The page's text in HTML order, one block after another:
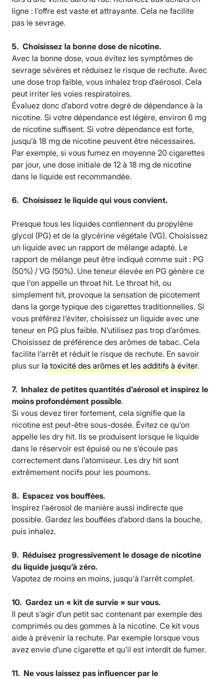
ligne : l’offre est vaste et attrayante. Cela ne facilite
pas le sevrage.
5. Choisissez la bonne dose de nicotine.
Avec la bonne dose, vous évitez les symptômes de
sevrage sévères et réduisez le risque de rechute. Avec
une dose trop faible, vous inhalez trop d’aérosol. Cela
peut irriter les voies respiratoires.
Évaluez donc d’abord votre degré de dépendance à la
nicotine. Si votre dépendance est légère, environ 6 mg
de nicotine suffisent. Si votre dépendance est forte,
jusqu’à 18 mg de nicotine peuvent être nécessaires.
Par exemple, si vous fumez en moyenne 20 cigarettes
par jour, une dose initiale de 12 à 18 mg de nicotine
dans le liquide est recommandée.
6. Choisissez le liquide qui vous convient.
Presque tous les liquides contiennent du propylène
glycol (PG) et de la glycérine végétale (VG). Choisissez
un liquide avec un rapport de mélange adapté. Le
rapport de mélange peut être indiqué comme suit : PG
(50%) / VG (50%). Une teneur élevée en PG génère ce
que l’on appelle un throat hit. Le throat hit, ou
simplement hit, provoque la sensation de picotement
dans la gorge typique des cigarettes traditionnelles. Si
vous préférez l’éviter, choisissez un liquide avec une
teneur en PG plus faible. N’utilisez pas trop d’arômes.
Choisissez de préférence des arômes de tabac. Cela
facilite l’arrêt et réduit le risque de rechute. En savoir
plus sur la toxicité des arômes et les additifs à éviter.
7. Inhalez de petites quantités d’aérosol et inspirez le
moins profondément possible.
Si vous devez tirer fortement, cela signifie que la
nicotine est peut-être sous-dosée. Évitez ce qu’on
appelle les dry hit. Ils se produisent lorsque le liquide
dans le réservoir est épuisé ou ne s’écoule pas
correctement dans l’atomiseur. Les dry hit sont
extrêmement nocifs pour les poumons.
8. Espacez vos bouffées.
Inspirez l’aérosol de manière aussi indirecte que
possible. Gardez les bouffées d’abord dans la bouche,
puis inhalez.
9. Réduisez progressivement le dosage de nicotine
du liquide jusqu’à zéro.
Vapotez de moins en moins, jusqu'à l’arrêt complet.
10. Gardez un « kit de survie » sur vous.
Il peut s’agir d’un petit sac contenant par exemple des
comprimés ou des gommes à la nicotine. Ce kit vous
aide à prévenir la rechute. Par exemple lorsque vous
avez envie d’une cigarette et qu’il est interdit de fumer.
11. Ne vous laissez pas influencer par le